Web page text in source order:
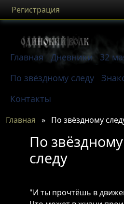
Регистрация
Главная Дневники 32
По звёздному следу
Контакты
Главная » По звёздному
По звёздному
следу
"И ты прочтёшь в